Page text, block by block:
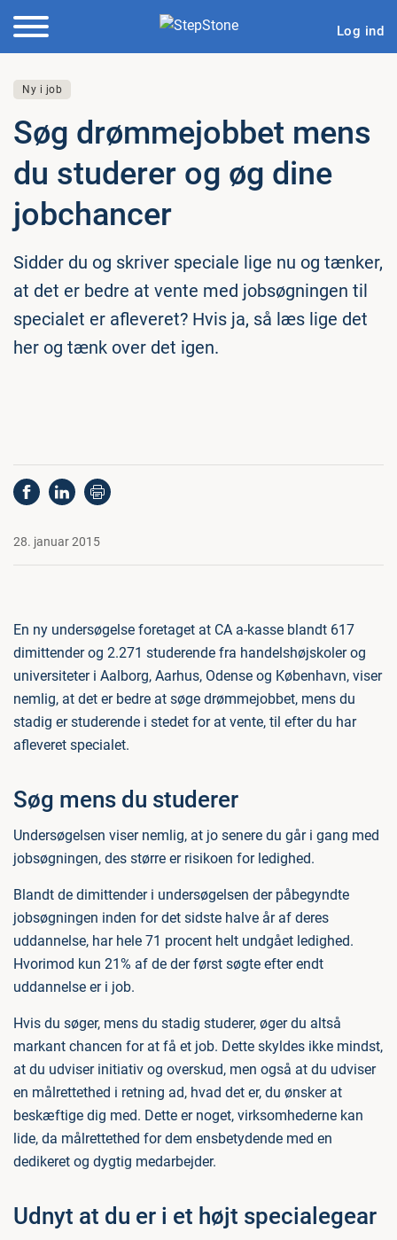
Log ind
Ny i job
Søg drømm­ejob­bet mens
du studerer og øg dine
job­chan­cer
Sidder du og skriver speciale lige nu og tænker,
at det er bedre at vente med jobsøgningen til
specialet er afleveret? Hvis ja, så læs lige det
her og tænk over det igen.
28. januar 2015
En ny undersøgelse foretaget at CA a-kasse blandt 617
dimittender og 2.271 studerende fra handelshøjskoler og
universiteter i Aalborg, Aarhus, Odense og København, viser
nemlig, at det er bedre at søge drømmejobbet, mens du
stadig er studerende i stedet for at vente, til efter du har
afleveret specialet.
Søg mens du studerer
Undersøgelsen viser nemlig, at jo senere du går i gang med
jobsøgningen, des større er risikoen for ledighed.
Blandt de dimittender i undersøgelsen der påbegyndte
jobsøgningen inden for det sidste halve år af deres
uddannelse, har hele 71 procent helt undgået ledighed.
Hvorimod kun 21% af de der først søgte efter endt
uddannelse er i job.
Hvis du søger, mens du stadig studerer, øger du altså
markant chancen for at få et job. Dette skyldes ikke mindst,
at du udviser initiativ og overskud, men også at du udviser
en målrettethed i retning ad, hvad det er, du ønsker at
beskæftige dig med. Dette er noget, virksomhederne kan
lide, da målrettethed for dem ensbetydende med en
dedikeret og dygtig medarbejder.
Udnyt at du er i et højt specialegear